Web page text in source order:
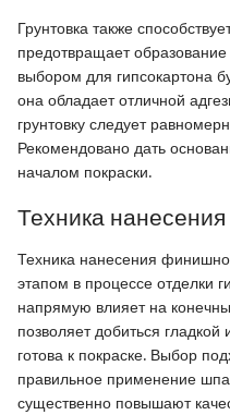
Грунтовка также
предотвращает
выбором для гипсокартона
она обладает отличной
грунтовку следует
Рекомендовано дать
началом покраски.
Техника
Техника нанесения
этапом в процессе отделки
напрямую влияет на
позволяет добиться
готова к покраске. Выбор
правильное применение
существенно повышают